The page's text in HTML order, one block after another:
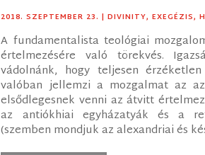
2018. SZEPTEMBER 23. |DIVINITY,EXEGÉZIS,
A fundamentalista teológiai
értelmezésére való törekvés.
vádolnánk, hogy teljesen
valóban jellemzi a mozgalmat az
elsődlegesnek venni az átvitt
az antiókhiai egyházatyák és a
(szemben mondjuk az alexandriai és